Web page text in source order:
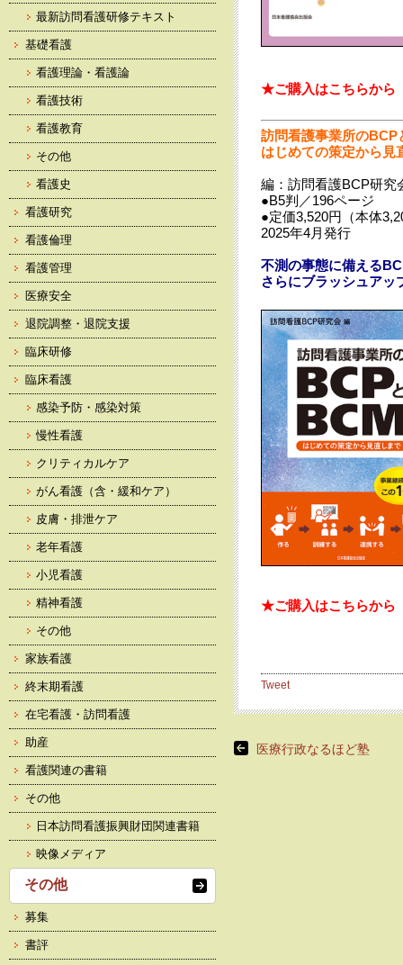
★ご購入はこちらから
訪問看護事業所のBCP
はじめての策定から見
編：訪問看護BCP研究
●B5判／196ページ
●定価3,520円（本体
2025年4月発行
不測の事態に備える
さらにブラッシュア
★ご購入はこちらから
Tweet
医療行政なるほど塾
最新訪問看護研修テキスト
基礎看護
看護理論・看護論
看護技術
看護教育
その他
看護史
看護研究
看護倫理
看護管理
医療安全
退院調整・退院支援
臨床研修
臨床看護
感染予防・感染対策
慢性看護
クリティカルケア
がん看護（含・緩和ケア）
皮膚・排泄ケア
老年看護
小児看護
精神看護
その他
家族看護
終末期看護
在宅看護・訪問看護
助産
看護関連の書籍
その他
日本訪問看護振興財団関連書籍
映像メディア
その他
募集
書評